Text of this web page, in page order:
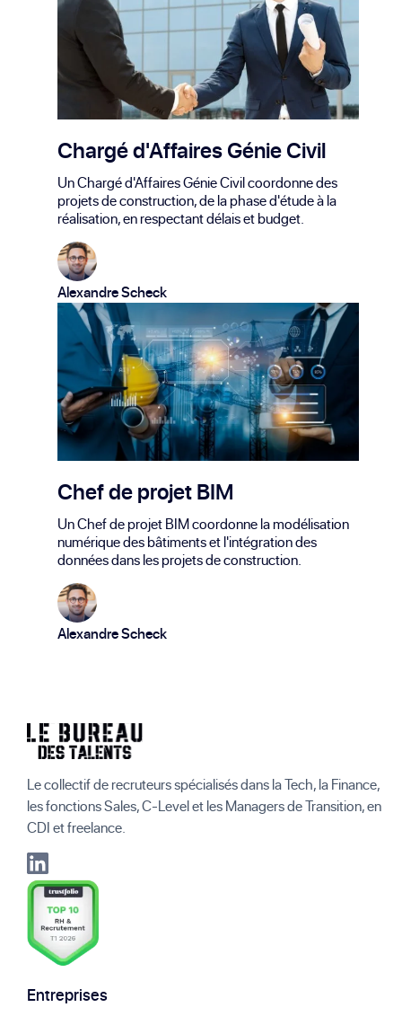
Chargé d'Affaires Génie Civil
Un Chargé d'Affaires Génie Civil coordonne des
projets de construction, de la phase d'étude à la
réalisation, en respectant délais et budget.
Alexandre Scheck
Chef de projet BIM
Un Chef de projet BIM coordonne la modélisation
numérique des bâtiments et l'intégration des
données dans les projets de construction.
Alexandre Scheck
Le collectif de recruteurs spécialisés dans la Tech, la Finance,
les fonctions Sales, C-Level et les Managers de Transition, en
CDI et freelance.
Entreprises